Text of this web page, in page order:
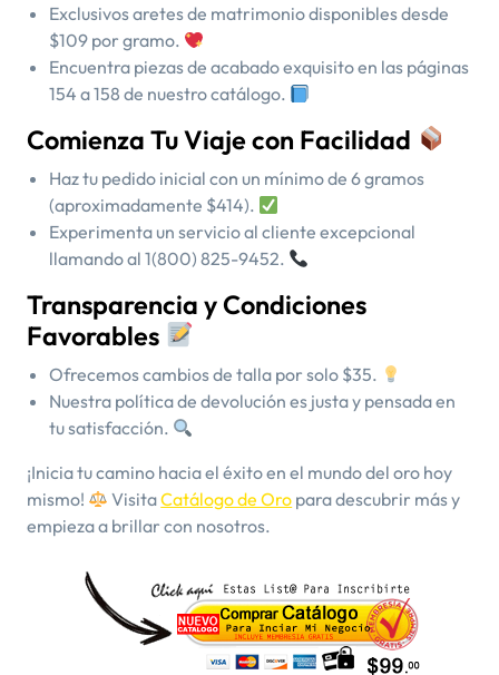
Exclusivos aretes de matrimonio disponibles desde
$109 por gramo.
Encuentra piezas de acabado exquisito en las páginas
154 a 158 de nuestro catálogo.
Comienza Tu Viaje con Facilidad
Haz tu pedido inicial con un mínimo de 6 gramos
(aproximadamente $414).
Experimenta un servicio al cliente excepcional
llamando al 1(800) 825-9452.
Transparencia y Condiciones
Favorables
Ofrecemos cambios de talla por solo $35.
Nuestra política de devolución es justa y pensada en
tu satisfacción.
¡Inicia tu camino hacia el éxito en el mundo del oro hoy
mismo!
VisitaCatálogo de Oro para descubrir más y
empieza a brillar con nosotros.